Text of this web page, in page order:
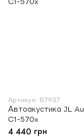
Артикул: 87937
Автоакустика JL
C1-570x
4 440 грн